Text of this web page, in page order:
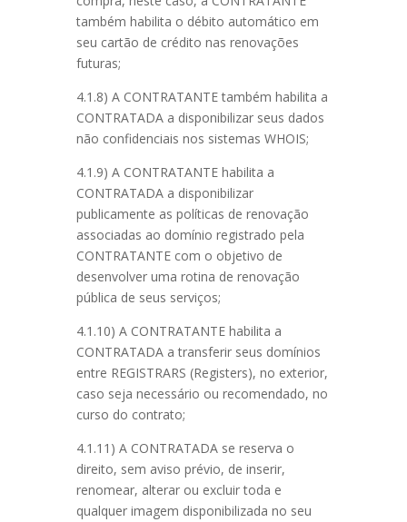
também habilita o débito automático em
seu cartão de crédito nas renovações
futuras;
4.1.8) A CONTRATANTE também habilita a
CONTRATADA a disponibilizar seus dados
não confidenciais nos sistemas WHOIS;
4.1.9) A CONTRATANTE habilita a
CONTRATADA a disponibilizar
publicamente as políticas de renovação
associadas ao domínio registrado pela
CONTRATANTE com o objetivo de
desenvolver uma rotina de renovação
pública de seus serviços;
4.1.10) A CONTRATANTE habilita a
CONTRATADA a transferir seus domínios
entre REGISTRARS (Registers), no exterior,
caso seja necessário ou recomendado, no
curso do contrato;
4.1.11) A CONTRATADA se reserva o
direito, sem aviso prévio, de inserir,
renomear, alterar ou excluir toda e
qualquer imagem disponibilizada no seu